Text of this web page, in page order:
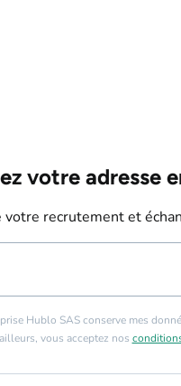
votre adresse
votre recrutement et
Hublo SAS conserve mes
vous acceptez nos